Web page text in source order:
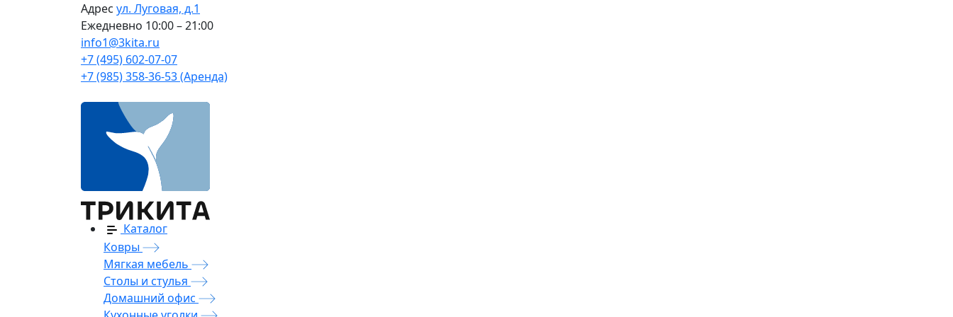
Адрес ул. Луговая, д.1
Ежедневно 10:00 – 21:00
info1@3kita.ru
+7 (495) 602-07-07
+7 (985) 358-36-53 (Аренда)
Каталог
Ковры
Мягкая мебель
Столы и стулья
Домашний офис